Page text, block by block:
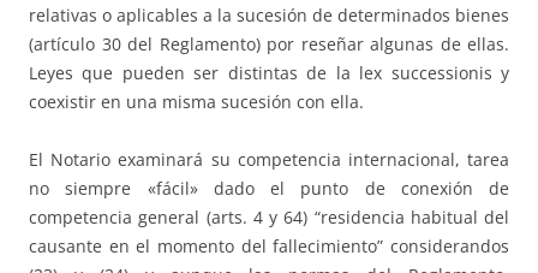
relativas o aplicables a la sucesión de determinados bienes
(artículo 30 del Reglamento) por reseñar algunas de ellas.
Leyes que pueden ser distintas de la lex successionis y
coexistir en una misma sucesión con ella.
El Notario examinará su competencia internacional, tarea
no siempre «fácil» dado el punto de conexión de
competencia general (arts. 4 y 64) “residencia habitual del
causante en el momento del fallecimiento” considerandos